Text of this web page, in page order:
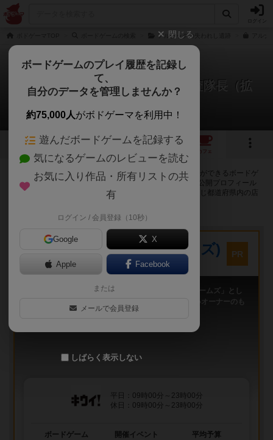
アルナックの失われし遺跡
アルナックの失われし遺跡：調査隊長（拡
張）
110店のカフェ/スペースが提供中
12 10
カフェ
アルナックの失われし遺跡：調査隊長（拡張）で遊ぶことができるボードゲ
ームカフェ・プレイスペースが110店登録されています。公開プロフィール
の都道府県が設定されたアカウントでログインすると、同じ都道府県内の店
キウイ！(旧:キウイゲームズ)
大阪府大阪市中央区森ノ宮中央2-8-2 永田中央ビル2階
PR
「キウイ！」は、2011年9月大阪日本橋で「キウイゲームズ」とし
てスタートしたボードゲームカフェです。 今は新しいオーナーのも
平日：09時00分～23時00分
休日：09時00分～23時00分
ボードゲーム
開催イベント
平均予算
閉じる
ボードゲームのプレイ履歴を記録し
て、
自分のデータを管理しませんか？
約75,000人がボドゲーマを利用中！
遊んだボードゲームを記録する
気になるゲームのレビューを読む
お気に入り作品・所有リストの共
有
ログイン / 会員登録（10秒）
Google X
Apple Facebook
または
メールで会員登録
しばらく表示しない